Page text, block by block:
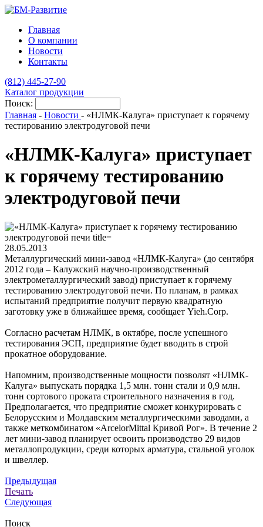
Главная
О компании
Новости
Контакты
(812) 445-27-90
Каталог продукции
Поиск:
Главная - Новости - «НЛМК-Калуга» приступает к горячему
тестированию электродуговой печи
«НЛМК-Калуга» приступает
к горячему тестированию
электродуговой печи
28.05.2013
Металлургический мини-завод «НЛМК-Калуга» (до сентября
2012 года – Калужский научно-производственный
электрометаллургический завод) приступает к горячему
тестированию электродуговой печи. По планам, в рамках
испытаний предприятие получит первую квадратную
заготовку уже в ближайшее время, сообщает Yieh.Corp.
Согласно расчетам НЛМК, в октябре, после успешного
тестирования ЭСП, предприятие будет вводить в строй
прокатное оборудование.
Напомним, производственные мощности позволят «НЛМК-
Калуга» выпускать порядка 1,5 млн. тонн стали и 0,9 млн.
тонн сортового проката строительного назначения в год.
Предполагается, что предприятие сможет конкурировать с
Белорусским и Молдавским металлургическими заводами, а
также меткомбинатом «ArcelorMittal Кривой Рог». В течение 2
лет мини-завод планирует освоить производство 29 видов
металлопродукции, среди которых арматура, стальной уголок
и швеллер.
Предыдущая
Печать
Следующая
Поиск